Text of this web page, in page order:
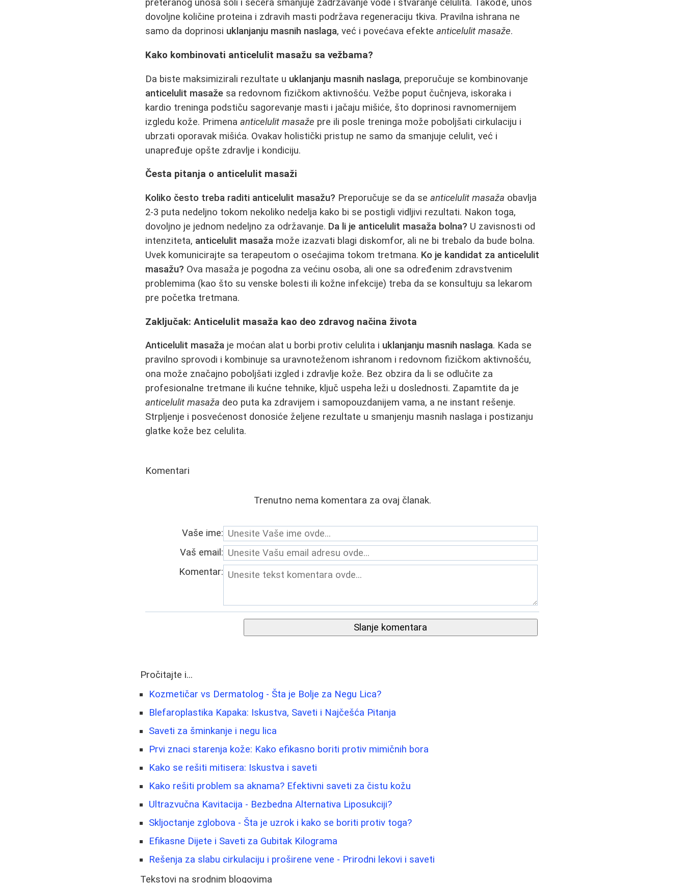
preteranog unosa soli i šećera smanjuje zadržavanje vode i stvaranje celulita. Takođe, unos
dovoljne količine proteina i zdravih masti podržava regeneraciju tkiva. Pravilna ishrana ne
samo da doprinosi uklanjanju masnih naslaga, već i povećava efekteanticelulit masaže.
Kako kombinovati anticelulit masažu sa vežbama?
Da biste maksimizirali rezultate u uklanjanju masnih naslaga, preporučuje se kombinovanje
anticelulit masaže sa redovnom fizičkom aktivnošću. Vežbe poput čučnjeva, iskoraka i
kardio treninga podstiču sagorevanje masti i jačaju mišiće, što doprinosi ravnomernijem
izgledu kože. Primenaanticelulit masaže pre ili posle treninga može poboljšati cirkulaciju i
ubrzati oporavak mišića. Ovakav holistički pristup ne samo da smanjuje celulit, već i
unapređuje opšte zdravlje i kondiciju.
Česta pitanja o anticelulit masaži
Koliko često treba raditi anticelulit masažu? Preporučuje se da seanticelulit masaža obavlja
2-3 puta nedeljno tokom nekoliko nedelja kako bi se postigli vidljivi rezultati. Nakon toga,
dovoljno je jednom nedeljno za održavanje. Da li je anticelulit masaža bolna? U zavisnosti od
intenziteta, anticelulit masaža može izazvati blagi diskomfor, ali ne bi trebalo da bude bolna.
Uvek komunicirajte sa terapeutom o osećajima tokom tretmana. Ko je kandidat za anticelulit
masažu? Ova masaža je pogodna za većinu osoba, ali one sa određenim zdravstvenim
problemima (kao što su venske bolesti ili kožne infekcije) treba da se konsultuju sa lekarom
pre početka tretmana.
Zaključak: Anticelulit masaža kao deo zdravog načina života
Anticelulit masaža je moćan alat u borbi protiv celulita i uklanjanju masnih naslaga. Kada se
pravilno sprovodi i kombinuje sa uravnoteženom ishranom i redovnom fizičkom aktivnošću,
ona može značajno poboljšati izgled i zdravlje kože. Bez obzira da li se odlučite za
profesionalne tretmane ili kućne tehnike, ključ uspeha leži u doslednosti. Zapamtite da je
anticelulit masaža deo puta ka zdravijem i samopouzdanijem vama, a ne instant rešenje.
Strpljenje i posvećenost donosiće željene rezultate u smanjenju masnih naslaga i postizanju
glatke kože bez celulita.
Komentari
Trenutno nema komentara za ovaj članak.
Vaše ime:
Vaš email:
Komentar:
Slanje komentara
Pročitajte i...
Kozmetičar vs Dermatolog - Šta je Bolje za Negu Lica?
Blefaroplastika Kapaka: Iskustva, Saveti i Najčešća Pitanja
Saveti za šminkanje i negu lica
Prvi znaci starenja kože: Kako efikasno boriti protiv mimičnih bora
Kako se rešiti mitisera: Iskustva i saveti
Kako rešiti problem sa aknama? Efektivni saveti za čistu kožu
Ultrazvučna Kavitacija - Bezbedna Alternativa Liposukciji?
Skljoctanje zglobova - Šta je uzrok i kako se boriti protiv toga?
Efikasne Dijete i Saveti za Gubitak Kilograma
Rešenja za slabu cirkulaciju i proširene vene - Prirodni lekovi i saveti
Tekstovi na srodnim blogovima